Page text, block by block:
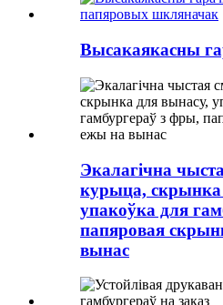
Высакаякасны
Экалагічна
курыца, скрынка
упакоўка для
папяровая
вынас